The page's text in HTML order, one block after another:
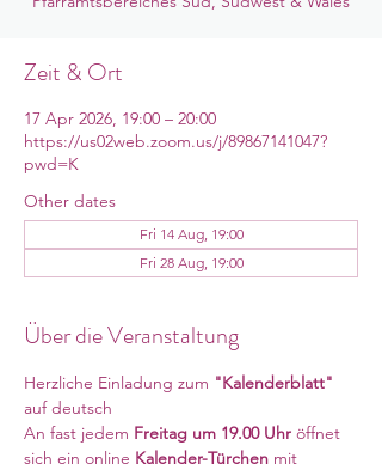
Zeit & Ort
17 Apr 2026, 19:00 – 20:00
https://us02web.zoom.us/j/89867141047?
pwd=K
Other dates
Fri 14 Aug, 19:00
Fri 28 Aug, 19:00
Über die Veranstaltung
Herzliche Einladung zum "Kalenderblatt"
auf deutsch
An fast jedem Freitag um 19.00 Uhr öffnet
sich ein online Kalender-Türchen mit